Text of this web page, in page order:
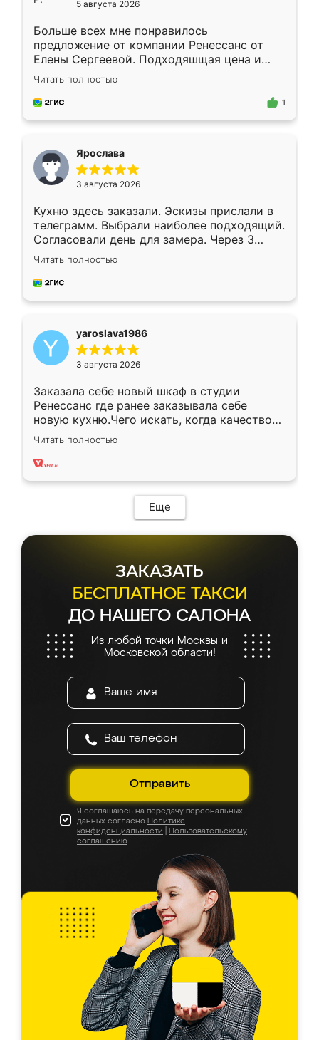
5 августа 2026
Больше всех мне понравилось
предложение от компании Ренессанс от
Елены Сергеевой. Подходяшщая цена и
короткие сроки изготовления. Приехавший
для замера сотрудник Владислав
предложил по моему эскизу самый
Читать полностью
1
Ярослава
3 августа 2026
Кухню здесь заказали. Эскизы прислали в
телеграмм. Выбрали наиболее подходящий.
Согласовали день для замера. Через 3
недели кухня была уже готова. Остались
довольны работой. Спасибо Ренессанс
мебель за качественную работу!
Читать полностью
yaroslava1986
3 августа 2026
Заказала себе новый шкаф в студии
Ренессанс где ранее заказывала себе
новую кухню.Чего искать, когда качеством
вполне довольна. Служит кухня уже почти
два года, нареканий нет.
Читать полностью
Еще
ЗАКАЗАТЬ
БЕСПЛАТНОЕ ТАКСИ
ДО НАШЕГО САЛОНА
Из любой точки Москвы и
Московской области!
Отправить
Я соглашаюсь на передачу персональных
данных согласно Политике
конфиденциальности
Пользовательскому
соглашению